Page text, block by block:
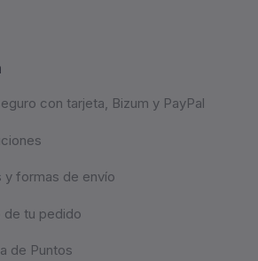
con tarjeta, Bizum y PayPal
y formas de envío
de tu pedido
de Puntos